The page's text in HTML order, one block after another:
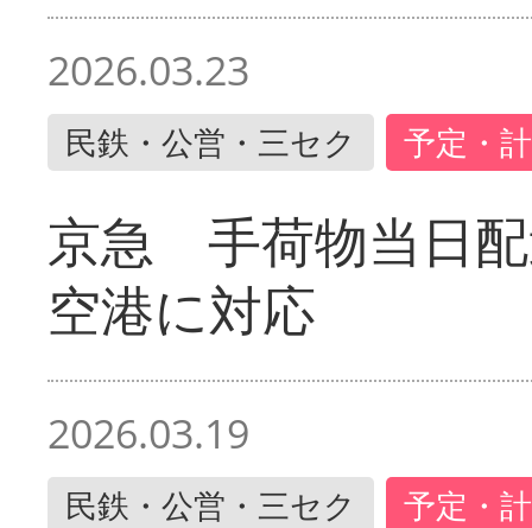
2026.03.23
民鉄・公営・三セク 予定・
京急 手荷物当日
空港に対応
2026.03.19
民鉄・公営・三セク 予定・